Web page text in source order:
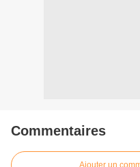
Commentaires
Ajouter un